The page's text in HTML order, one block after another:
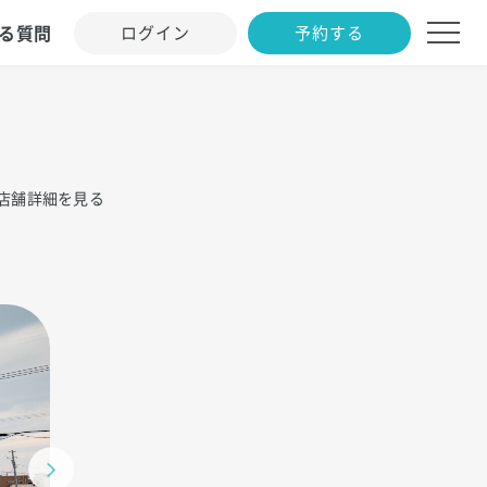
質問 ログイン 予約する
舗詳細を見る